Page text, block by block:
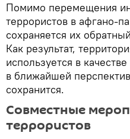
Помимо перемещения
террористов в афгано-
сохраняется их
Как результат,
используется в
в ближайшей
сохранится.
Совместные
террористов